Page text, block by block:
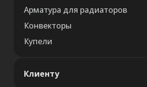
Арматура для радиаторов
Конвекторы
Купели
Клиенту